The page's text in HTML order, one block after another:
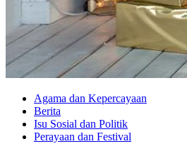
Agama dan Kepercayaan
Berita
Isu Sosial dan Politik
Perayaan dan Festival